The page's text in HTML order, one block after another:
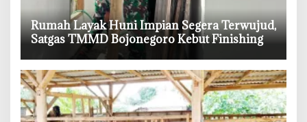
‎Rumah Layak Huni Impian Segera Terwujud,
Satgas TMMD Bojonegoro Kebut Finishing